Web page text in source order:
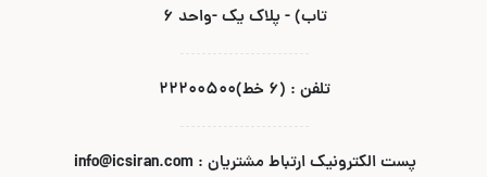
تاب) - پلاک یک -واحد ۶
تلفن : (۶ خط)۲۲۲۰۰۵۰۰
پست الکترونیک ارتباط مشتریان : info@icsiran.com